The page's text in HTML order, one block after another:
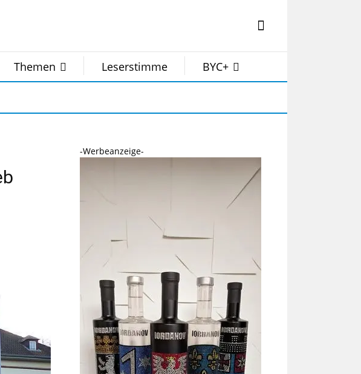
Themen Leserstimme BYC+
-Werbeanzeige-